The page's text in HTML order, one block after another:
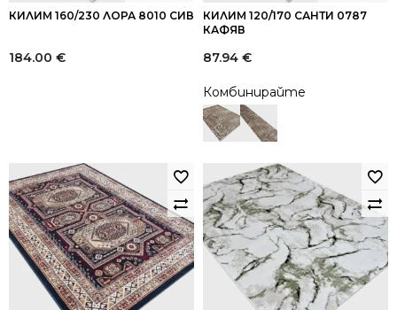
КИЛИМ 160/230 ЛОРА 8010 СИВ
184.00 €
КИЛИМ 120/170 САНТИ 0787
КАФЯВ
87.94 €
Комбинирайте